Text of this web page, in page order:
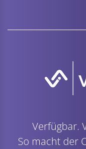
Verfügbar.
So macht der